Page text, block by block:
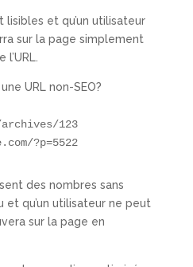
lisibles et qu’un utilisateur
sur la page simplement
URL non-SEO?
123
?p=5522
des nombres sans
qu’un utilisateur ne peut
sur la page en